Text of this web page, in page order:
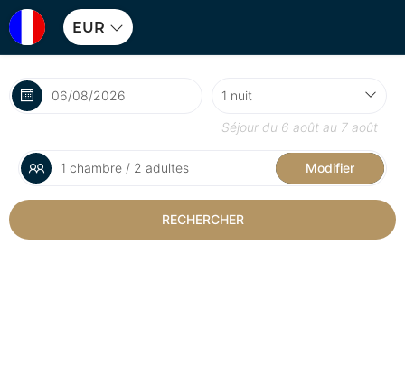
EUR
Séjour du 6 août au 7 août
1 chambre / 2 adultes Modifier